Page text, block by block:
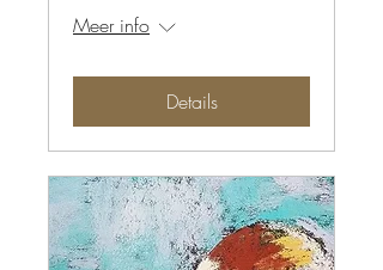
Meer info
Details